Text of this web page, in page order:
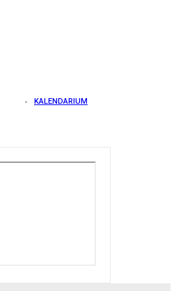
KALENDARIUM